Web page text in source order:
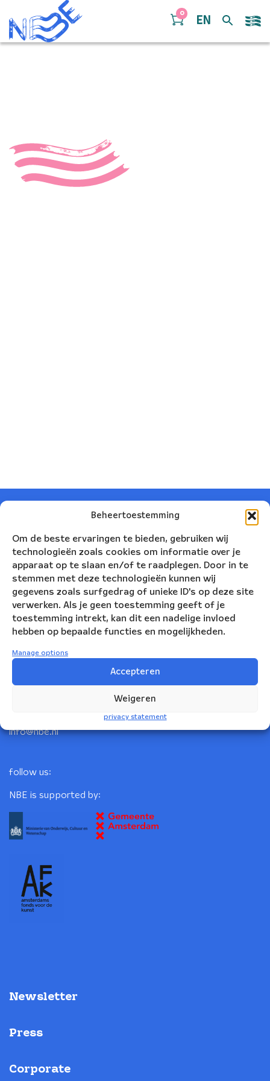
Beheertoestemming
Om de beste ervaringen te bieden, gebruiken wij
technologieën zoals cookies om informatie over je
apparaat op te slaan en/of te raadplegen. Door in te
stemmen met deze technologieën kunnen wij
gegevens zoals surfgedrag of unieke ID's op deze site
verwerken. Als je geen toestemming geeft of je
toestemming intrekt, kan dit een nadelige invloed
hebben op bepaalde functies en mogelijkheden.
Manage options
Accepteren
Weigeren
privacy statement
Doorgaan naar inhoud
0
EN
Nederlandse Blazers Ensemble
Korte Leidsedwarsstraat 12
info@nbe.nl
follow us:
NBE is supported by:
Newsletter
Press
Corporate